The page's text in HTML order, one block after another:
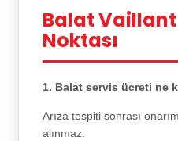
Balat
Noktası
1. Balat servis ücreti ne
Arıza tespiti sonrası
alınmaz.